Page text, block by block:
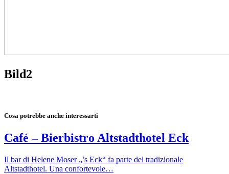
Bild2
Cosa potrebbe anche interessarti
Café – Bierbistro Altstadthotel Eck
Il bar di Helene Moser „’s Eck“ fa parte del tradizionale
Altstadthotel. Una confortevole…